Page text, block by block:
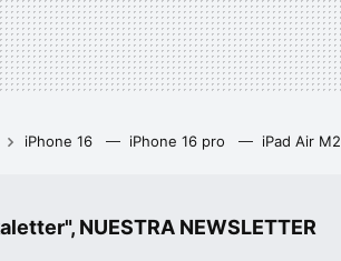
iPhone 16 iPhone 16 pro iPad Air
NUESTRA NEWSLETTER